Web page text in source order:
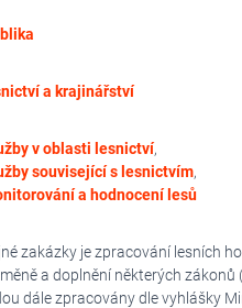
a krajinářství
v oblasti lesnictví,
související s lesnictvím,
a hodnocení lesů
zakázky je zpracování lesních
a doplnění některých
dále zpracovány dle vyhlášky